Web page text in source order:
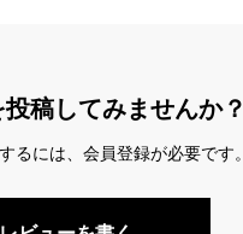
稿してみませんか？
るには、会員登録が必要です。